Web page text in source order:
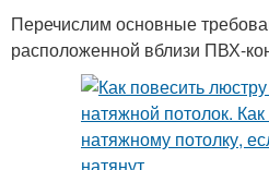
Перечислим основные
расположенной вблизи ПВХ-